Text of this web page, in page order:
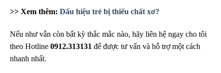
>> Xem thêm: Dấu hiệu trẻ bị thiếu chất xơ?
Nếu như vẫn còn bất kỳ thắc mắc nào, hãy liên hệ ngay cho tôi
theo Hotline 0912.313131 để được tư vấn và hỗ trợ một cách
nhanh nhất.